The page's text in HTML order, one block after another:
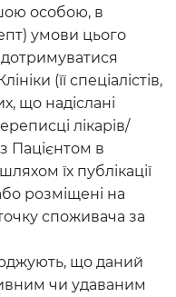
особою, в
умови цього
(її спеціалістів,
що надіслані
лікарів/
Пацієнтом в
їх публікації
розміщені на
споживача за
що даний
чи удаваним